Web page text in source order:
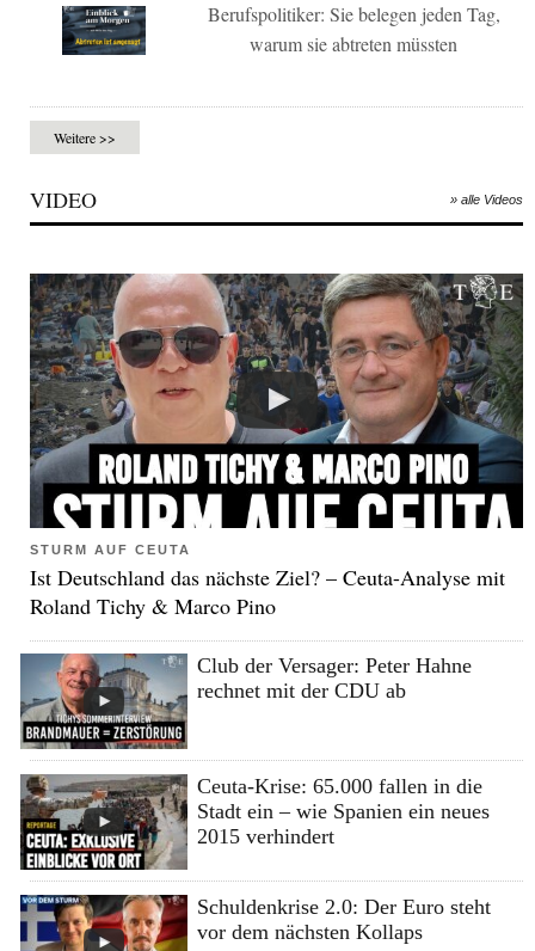
Berufspolitiker: Sie belegen jeden Tag,
warum sie abtreten müssten
Weitere >>
VIDEO » alle Videos
STURM AUF CEUTA
Ist Deutschland das nächste Ziel? – Ceuta-Analyse mit
Roland Tichy & Marco Pino
Club der Versager: Peter Hahne
rechnet mit der CDU ab
Ceuta-Krise: 65.000 fallen in die
Stadt ein – wie Spanien ein neues
2015 verhindert
Schuldenkrise 2.0: Der Euro steht
vor dem nächsten Kollaps